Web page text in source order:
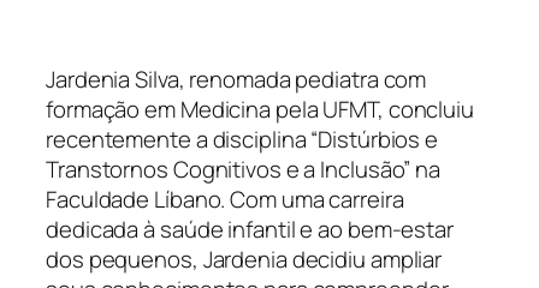
Jardenia Silva, renomada pediatra com
formação em Medicina pela UFMT, concluiu
recentemente a disciplina “Distúrbios e
Transtornos Cognitivos e a Inclusão” na
Faculdade Líbano. Com uma carreira
dedicada à saúde infantil e ao bem-estar
dos pequenos, Jardenia decidiu ampliar